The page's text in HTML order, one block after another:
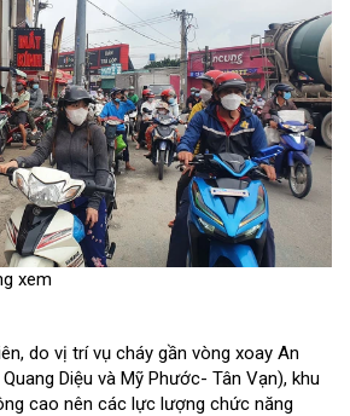
xem
do vị trí vụ cháy gần vòng xoay An
Diệu và Mỹ Phước- Tân Vạn), khu
cao nên các lực lượng chức năng